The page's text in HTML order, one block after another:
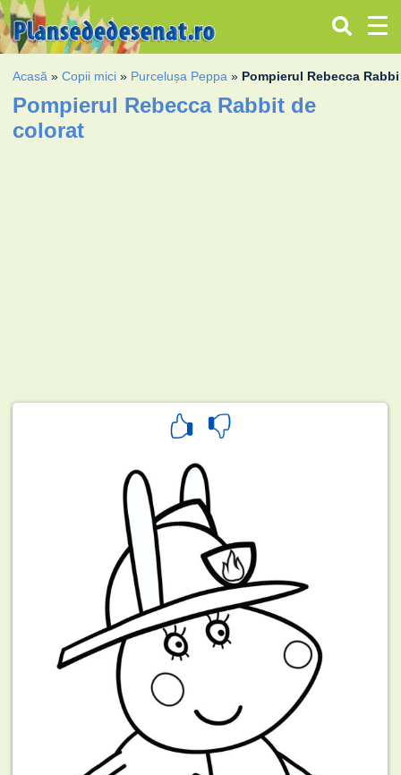
Acasă »Copii mici » Purcelușa Peppa » Pompierul Rebecca
Pompierul Rebecca Rabbit de
colorat